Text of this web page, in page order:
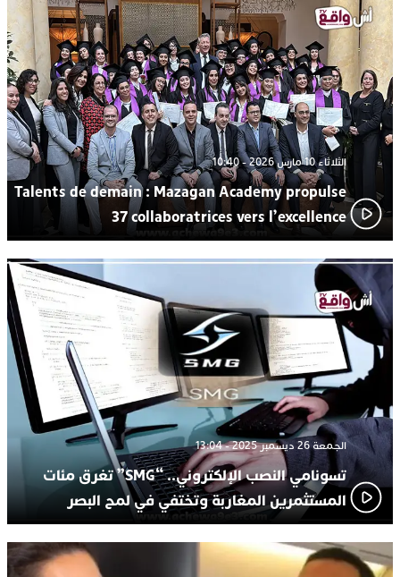
الإعلامي سعيد بلفقير في دورة استثنائية
23:18ترسيخا لثقافة ترشيد الموارد المائية.. اختتام فعاليات النسخة الثانية
من “القرية الذكية للماء” بمركز الاصطياف ببوزنيقة
الثلاثاء 10 مارس 2026 - 10:40
Talents de demain : Mazagan Academy propulse
37 collaboratrices vers l’excellence
الجمعة 26 ديسمبر 2025 - 13:04
تسونامي النصب الإلكتروني.. “SMG” تغرق مئات
المستثمرين المغاربة وتختفي في لمح البصر